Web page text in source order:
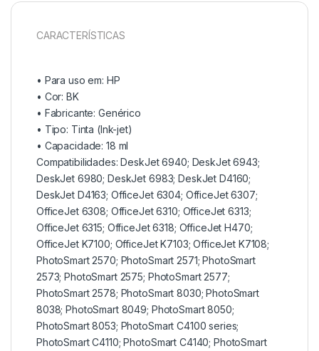
CARACTERÍSTICAS
• Para uso em: HP
• Cor: BK
• Fabricante: Genérico
• Tipo: Tinta (Ink-jet)
• Capacidade:18 ml
Compatibilidades: DeskJet 6940; DeskJet 6943;
DeskJet 6980; DeskJet 6983; DeskJet D4160;
DeskJet D4163; OfficeJet 6304; OfficeJet 6307;
OfficeJet 6308; OfficeJet 6310; OfficeJet 6313;
OfficeJet 6315; OfficeJet 6318; OfficeJet H470;
OfficeJet K7100; OfficeJet K7103; OfficeJet K7108;
PhotoSmart 2570; PhotoSmart 2571; PhotoSmart
2573; PhotoSmart 2575; PhotoSmart 2577;
PhotoSmart 2578; PhotoSmart 8030; PhotoSmart
8038; PhotoSmart 8049; PhotoSmart 8050;
PhotoSmart 8053; PhotoSmart C4100 series;
PhotoSmart C4110; PhotoSmart C4140; PhotoSmart